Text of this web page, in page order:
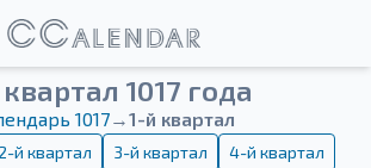
1017 года
1017→1-й квартал
2-й квартал 3-й квартал 4-й квартал